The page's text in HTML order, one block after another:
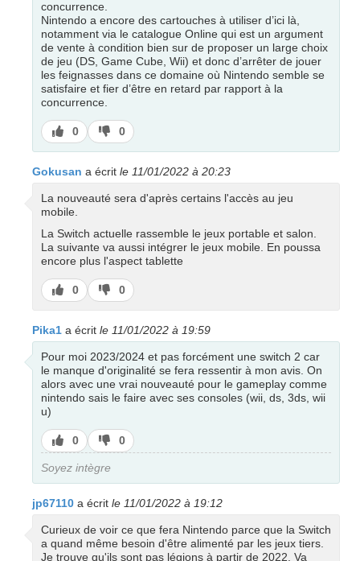
concurrence.
Nintendo a encore des cartouches à utiliser d’ici là,
notamment via le catalogue Online qui est un argument
de vente à condition bien sur de proposer un large choix
de jeu (DS, Game Cube, Wii) et donc d’arrêter de jouer
les feignasses dans ce domaine où Nintendo semble se
satisfaire et fier d’être en retard par rapport à la
concurrence.
J’aime
0
J’aime
pas
0
Gokusan a écrit le 11/01/2022 à 20:23
La nouveauté sera d'après certains l'accès au jeu
mobile.
La Switch actuelle rassemble le jeux portable et salon.
La suivante va aussi intégrer le jeux mobile. En poussa
encore plus l'aspect tablette
J’aime
0
J’aime
pas
0
Pika1 a écrit le 11/01/2022 à 19:59
Pour moi 2023/2024 et pas forcément une switch 2 car
le manque d'originalité se fera ressentir à mon avis. On
alors avec une vrai nouveauté pour le gameplay comme
nintendo sais le faire avec ses consoles (wii, ds, 3ds, wii
u)
J’aime
0
J’aime
pas
0
Soyez intègre
jp67110 a écrit le 11/01/2022 à 19:12
Curieux de voir ce que fera Nintendo parce que la Switch
a quand même besoin d'être alimenté par les jeux tiers.
Je trouve qu'ils sont pas légions à partir de 2022. Va